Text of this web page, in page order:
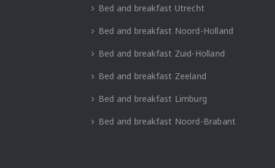
Bed and breakfast Utrecht
Bed and breakfast Noord-Holland
Bed and breakfast Zuid-Holland
Bed and breakfast Zeeland
Bed and breakfast Limburg
Bed and breakfast Noord-Brabant